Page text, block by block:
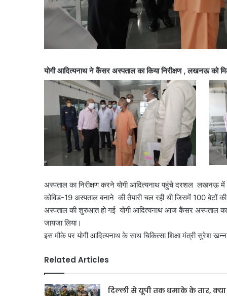
योगी आदित्यनाथ ने कैंसर अस्पताल का किया निरीक्षण , लखनऊ को
अस्पताल का निरीक्षण करने योगी आदित्यनाथ पहुंचे दरशल लखनऊ
कोविड-19 अस्पताल बनाने की तैयारी चल रही थी जिसमें 100
अस्पताल की शुरुआत हो गई योगी आदित्यनाथ आज कैंसर अस्पताल का
जायजा लिया।
इस मौके पर योगी आदित्यनाथ के साथ चिकित्सा शिक्षा मंत्री सुरेश
Related Articles
दिल्ली से यूपी तक धमाके के तार, क्या